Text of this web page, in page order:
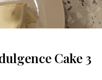
Cake 3